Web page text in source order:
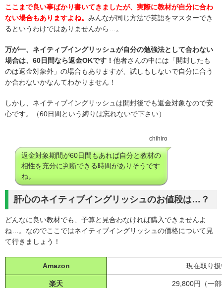
ここまで良い事ばかり書いてきましたが、実際に教材が自分に合わ
ない場合もありますよね。 みんなが同じ方法で英語をマスターでき
るというわけではありませんから…。
万が一、ネイティブイングリッシュが自分の勉強法として合わない
場合は、60日間なら返金OKです！ 他者さんの中には「開封したも
のは返金対象外」の場合もありますが、試しもしないで自分に合う
か合わないかなんてわかりません！
しかし、ネイティブイングリッシュは開封後でも返金対象なので安
心です。（60日間という縛りは忘れないで下さい）
chihiro
返金対象期間が60日間もあれば自分と教材の
相性を充分に判断できる時間がありそうです
ね。
肝心のネイティブイングリッシュのお値段は…？
どんなに良い教材でも、予算と見合わなければ購入できませんよ
ね…。なのでここではネイティブイングリッシュの価格について見
て行きましょう！
Amazon 現在取り
楽天 29,800円（一